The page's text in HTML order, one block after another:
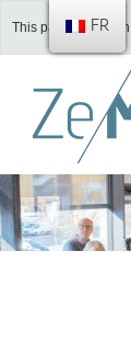
This page hasFR